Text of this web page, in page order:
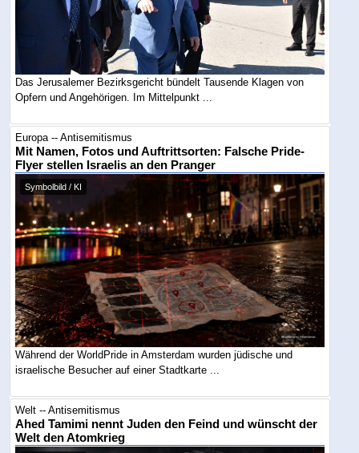
Das Jerusalemer Bezirksgericht bündelt Tausende Klagen von
Opfern und Angehörigen. Im Mittelpunkt ...
Europa -- Antisemitismus
Mit Namen, Fotos und Auftrittsorten: Falsche Pride-
Flyer stellen Israelis an den Pranger
Symbolbild / KI
Während der WorldPride in Amsterdam wurden jüdische und
israelische Besucher auf einer Stadtkarte ...
Welt -- Antisemitismus
Ahed Tamimi nennt Juden den Feind und wünscht der
Welt den Atomkrieg